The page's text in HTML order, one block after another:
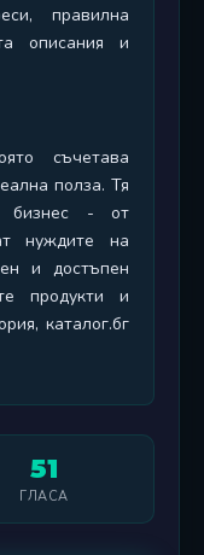
правилна
описания и
съчетава
полза. Тя
бизнес - от
нуждите на
и достъпен
продукти и
каталог.бг
51
ГЛАСА